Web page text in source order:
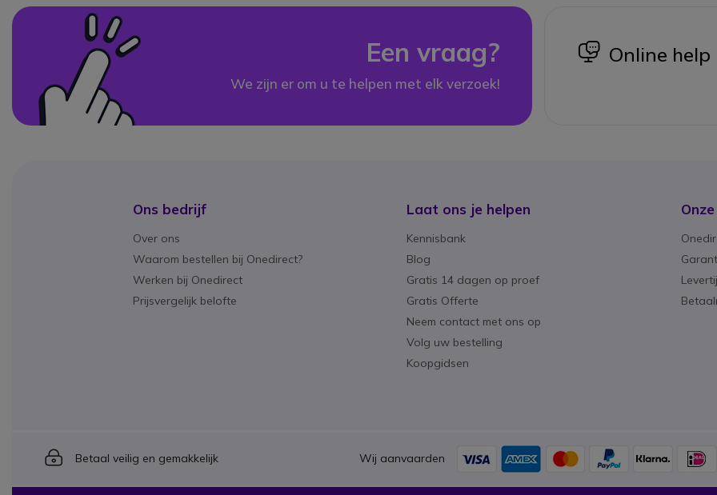
Een vraag?
We zijn er om u te helpen met elk verzoek!
icon
Online help
Ons bedrijf
Over ons
Waarom bestellen bij Onedirect?
Werken bij Onedirect
Prijsvergelijk belofte
Laat ons je helpen
Kennisbank
Blog
Gratis 14 dagen op proef
Gratis Offerte
Neem contact met ons op
Volg uw bestelling
Koopgidsen
Icon
Betaal veilig en gemakkelijk Wij aanvaarden